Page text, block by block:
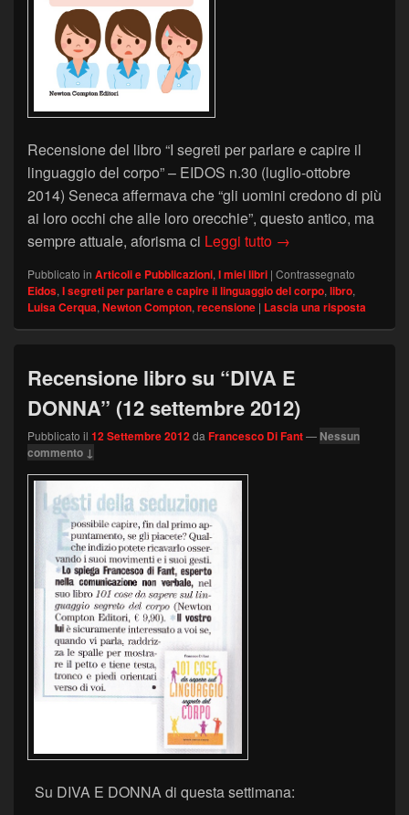
Recensione del libro “I segreti per parlare e capire il
linguaggio del corpo” – EIDOS n.30 (luglio-ottobre
2014) Seneca affermava che “gli uomini credono di più
ai loro occhi che alle loro orecchie”, questo antico, ma
sempre attuale, aforisma ci Leggi tutto EIDOS –
→
Pubblicato in Articoli e Pubblicazioni, I miei libri | Contrassegnato
Eidos, I segreti per parlare e capire il linguaggio del corpo, libro,
Luisa Cerqua, Newton Compton, recensione | Lascia una risposta
Recensione libro su “DIVA E
DONNA” (12 settembre 2012)
Pubblicato il 12 Settembre 2012da Francesco Di Fant— Nessun
commento ↓
Su DIVA E DONNA di questa settimana: